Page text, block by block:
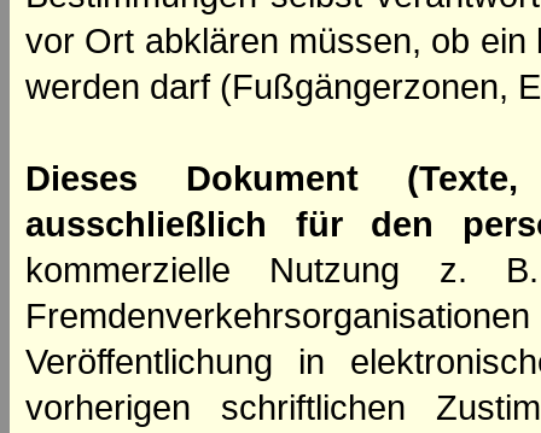
vor Ort abklären müssen, ob
werden darf (Fußgängerzonen,
Dieses Dokument
ausschließlich für den
kommerzielle Nutzung z.
Veröffentlichung in
vorherigen schriftlichen